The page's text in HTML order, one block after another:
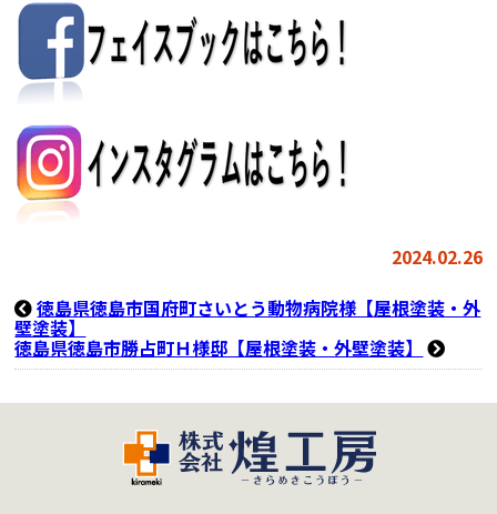
2024.02.26
徳島県徳島市国府町さいとう動物病院様【屋根塗装・外
壁塗装】
徳島県徳島市勝占町Ｈ様邸【屋根塗装・外壁塗装】